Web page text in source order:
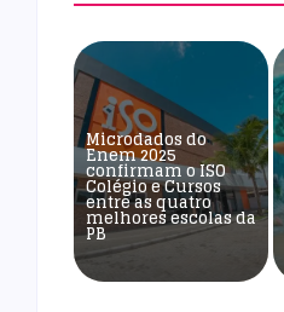
Microdados do
Enem 2025
confirmam o ISO
Colégio e Cursos
entre as quatro
melhores escolas da
PB